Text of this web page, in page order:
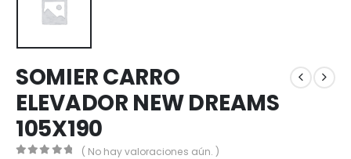
SOMIER CARRO
ELEVADOR NEW DREAMS
105X190
( No hay valoraciones aún. )